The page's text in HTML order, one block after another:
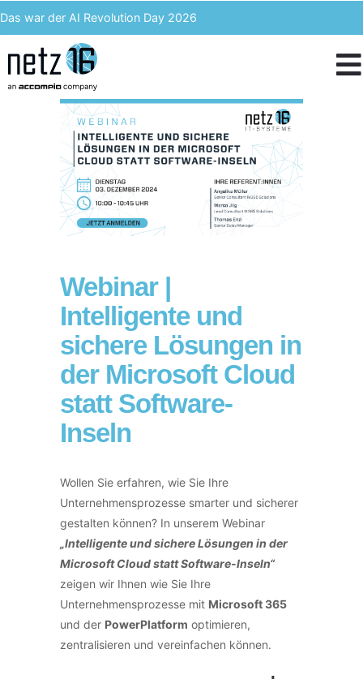
Das war der AI Revolution Day 2026
Kern AI wird accompio AI
Unser Event des Jahres – Wir blicken zurück auf den 3. ACST
IT-Kosten einsparen & langfristig profitieren – Enterprise Analytics
Webinar |
Intelligente und
sichere Lösungen in
der Microsoft Cloud
statt Software-
Inseln
Wollen Sie erfahren, wie Sie Ihre
Unternehmensprozesse smarter und sicherer
gestalten können? In unserem Webinar
„Intelligente und sichere Lösungen in der
Microsoft Cloud statt Software-Inseln“
zeigen wir Ihnen wie Sie Ihre
Unternehmensprozesse mit Microsoft 365
und der PowerPlatform optimieren,
zentralisieren und vereinfachen können.